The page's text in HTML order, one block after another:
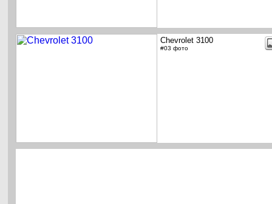
Chevrolet 3100
#03 фото